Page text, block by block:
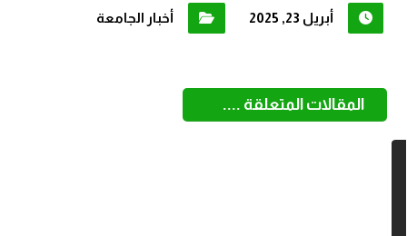
أبريل 23, 2025 أخبار الجامعة
المقالات المتعلقة ....